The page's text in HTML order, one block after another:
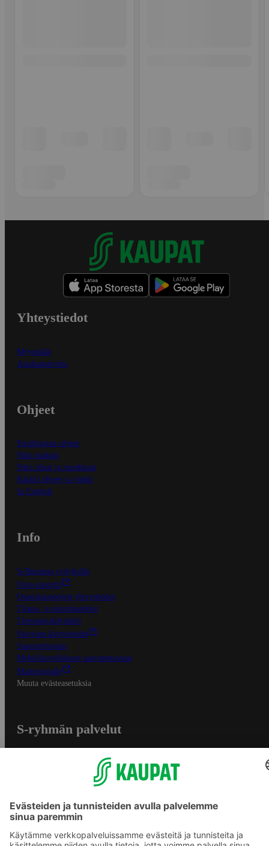
Yhteystiedot
Myymälät
Asiakaspalvelu
Ohjeet
Ensitilaajan ohjeet
Näin maksat
Näin tilaat ja muokkaat
Kaikki ohjeet ja vinkit
In English
Info
S-Business yrityksille
Oiva-raportit
Osuuskauppojen yhteystiedot
Tilaus- ja toimitusehdot
Tietosuojakäytäntö
Palvelun käyttöehdot
Saavutettavuus
Mobiilisovelluksen saavutettavuus
Mainostajalle
Muuta evästeasetuksia
S-ryhmän palvelut
S-ostoslista -sovellus
Prisma.fi
Sokos.fi
S-Pankki